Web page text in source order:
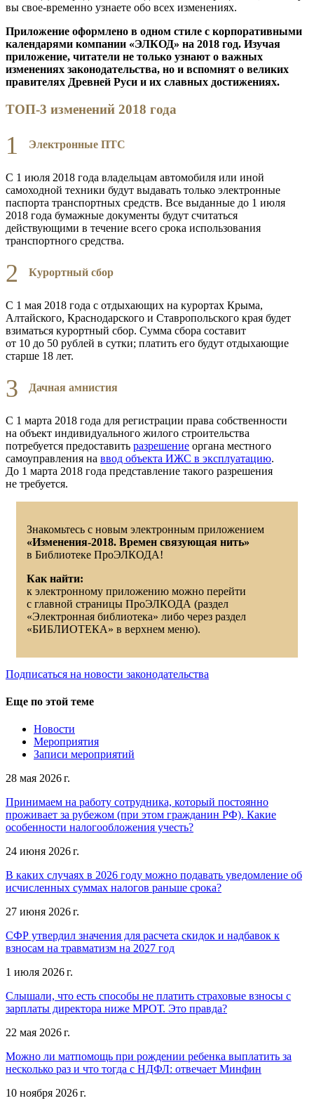
вы свое-временно узнаете обо всех изменениях.
Приложение оформлено в одном стиле с корпоративными
календарями компании «ЭЛКОД» на 2018 год. Изучая
приложение, читатели не только узнают о важных
изменениях законодательства, но и вспомнят о великих
правителях Древней Руси и их славных достижениях.
ТОП-3 изменений 2018 года
1 Электронные ПТС
С 1 июля 2018 года владельцам автомобиля или иной
самоходной техники будут выдавать только электронные
паспорта транспортных средств. Все выданные до 1 июля
2018 года бумажные документы будут считаться
действующими в течение всего срока использования
транспортного средства.
2 Курортный сбор
С 1 мая 2018 года с отдыхающих на курортах Крыма,
Алтайского, Краснодарского и Ставропольского края будет
взиматься курортный сбор. Сумма сбора составит
от 10 до 50 рублей в сутки; платить его будут отдыхающие
старше 18 лет.
3 Дачная амнистия
С 1 марта 2018 года для регистрации права собственности
на объект индивидуального жилого строительства
потребуется предоставить разрешение органа местного
самоуправления на ввод объекта ИЖС в эксплуатацию.
До 1 марта 2018 года представление такого разрешения
не требуется.
Знакомьтесь с новым электронным приложением
«Изменения-2018. Времен связующая нить»
в Библиотеке ПроЭЛКОДА!
Как найти:
к электронному приложению можно перейти
с главной страницы ПроЭЛКОДА (раздел
«Электронная библиотека» либо через раздел
«БИБЛИОТЕКА» в верхнем меню).
Подписаться на новости законодательства
Еще по этой теме
Новости
Мероприятия
Записи мероприятий
28 мая 2026 г.
Принимаем на работу сотрудника, который постоянно
проживает за рубежом (при этом гражданин РФ). Какие
особенности налогообложения учесть?
24 июня 2026 г.
В каких случаях в 2026 году можно подавать уведомление об
исчисленных суммах налогов раньше срока?
27 июня 2026 г.
СФР утвердил значения для расчета скидок и надбавок к
взносам на травматизм на 2027 год
1 июля 2026 г.
Слышали, что есть способы не платить страховые взносы с
зарплаты директора ниже МРОТ. Это правда?
22 мая 2026 г.
Можно ли матпомощь при рождении ребенка выплатить за
несколько раз и что тогда с НДФЛ: отвечает Минфин
10 ноября 2026 г.